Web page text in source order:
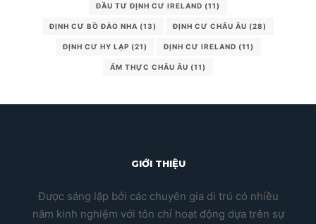
ĐẦU TƯ ĐỊNH CƯ IRELAND (11)
ĐỊNH CƯ BỒ ĐÀO NHA (13) ĐỊNH CƯ CHÂU ÂU (28)
ĐỊNH CƯ HY LẠP (21) ĐỊNH CƯ IRELAND (11)
ẨM THỰC CHÂU ÂU (11)
GIỚI THIỆU
Được sáng lập bởi các chuyên gia di trú có nhiều
năm kinh nghiệm với tôn chỉ hoạt động dựa trên sự